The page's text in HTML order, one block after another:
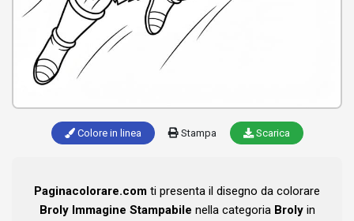
Colore in linea Stampa Scarica
Paginacolorare.com ti presenta il disegno da colorare
Broly Immagine Stampabile nella categoria Brolyin